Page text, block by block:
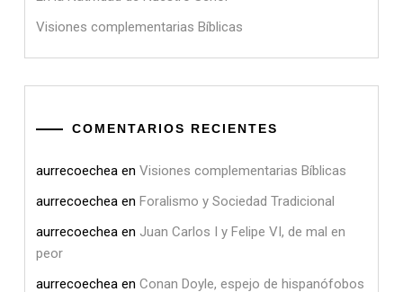
Visiones complementarias Bíblicas
COMENTARIOS RECIENTES
aurrecoechea en Visiones complementarias Bíblicas
aurrecoechea en Foralismo y Sociedad Tradicional
aurrecoechea en Juan Carlos I y Felipe VI, de mal en
peor
aurrecoechea en Conan Doyle, espejo de hispanófobos